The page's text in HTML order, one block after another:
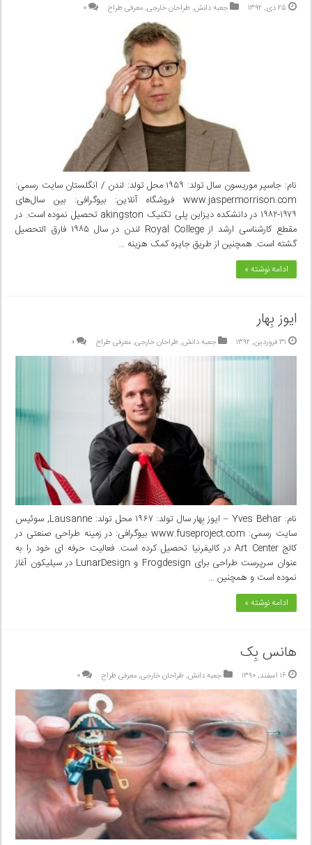
۲۵ دی, ۱۳۹۲ جعبه دانش,طراحان خارجی,معرفی طراح ۰
نام: جاسپر موریسون سال تولد: ۱۹۵۹ محل تولد: لندن / انگلستان سایت رسمی:
www.jaspermorrison.com فروشگاه آنلاین: بیوگرافی: بین سال‌های
۱۹۷۹-۱۹۸۲ در دانشکده دیزاین پلی‌ تکنیک akingston تحصیل نموده است. در
مقطع کارشناسی ارشد از Royal College لندن در سال ۱۹۸۵ فارق التحصیل
گشته است. همچنین از طریق جایزه کمک هزینه …
ادامه نوشته »
ایوز بِهار
۳۱ فروردین, ۱۳۹۲ جعبه دانش,طراحان خارجی,معرفی طراح ۰
نام: Yves Behar – ایوز بِهار سال تولد: ۱۹۶۷ محل تولد: Lausanne, سوئیس
سایت رسمی: www.fuseproject.com بیوگرافی: در زمینه طراحی صنعتی در
کالج Art Center در کالیفرنیا تحصیل کرده است. فعالیت حرفه ای خود را به
عنوان سرپرست طراحی برای Frogdesign و LunarDesign در سیلیکون آغاز
نموده است و همچنین …
ادامه نوشته »
هانس بِک
۱۶ اسفند, ۱۳۹۰ جعبه دانش,طراحان خارجی,معرفی طراح ۰